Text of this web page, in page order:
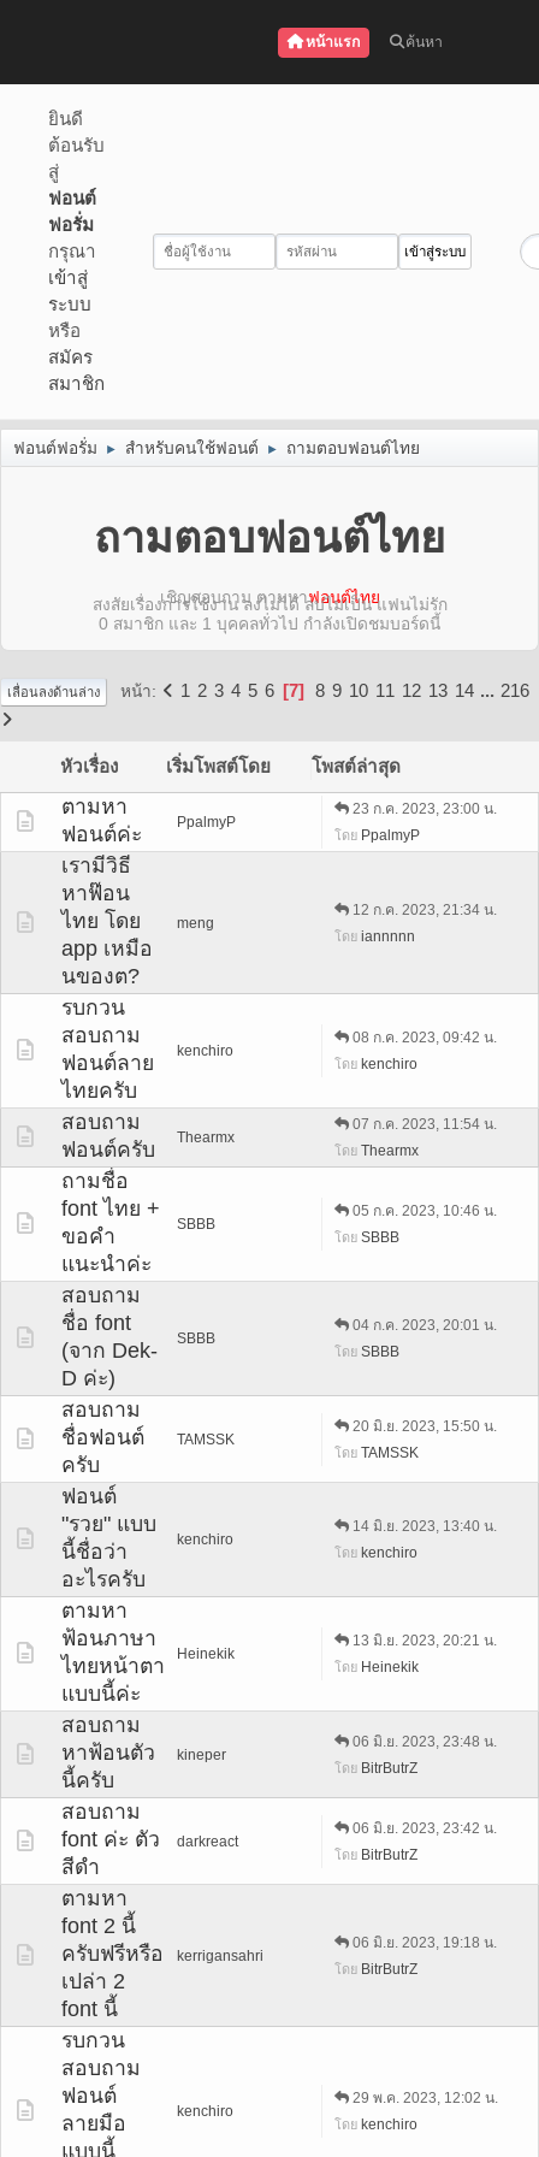
หน้าแรก ค้นหา
ยินดี
ต้อนรับ
สู่
ฟอนต์
ฟอรั่ม
กรุณา
เข้าสู่
ระบบ
หรือ
สมัคร
สมาชิก
ฟอนต์ฟอรั่ม ► สำหรับคนใช้ฟอนต์ ► ถามตอบฟอนต์ไทย
ถามตอบฟอนต์ไทย
เชิญสอบถาม ตามหาฟอนต์ไทย
สงสัยเรื่องการใช้งาน ลงไม่ได้ ลบไม่เป็น แฟนไม่รัก
0 สมาชิก และ 1 บุคคลทั่วไป กำลังเปิดชมบอร์ดนี้
เลื่อนลงด้านล่าง หน้า 1 2 3 4 5 6 7 8 9 10 11 12 13 14 ... 216
หัวเรื่อง เริ่มโพสต์โดย โพสต์ล่าสุด
ตามหา
ฟอนต์ค่ะ
PpalmyP
23 ก.ค. 2023, 23:00 น.
โดย PpalmyP
เรามีวิธี
หาฟ๊อน
ไทย โดย
app เหมือ
นของต?
meng
12 ก.ค. 2023, 21:34 น.
โดย iannnnn
รบกวน
สอบถาม
ฟอนต์ลาย
ไทยครับ
kenchiro
08 ก.ค. 2023, 09:42 น.
โดย kenchiro
สอบถาม
ฟอนต์ครับ
Thearmx
07 ก.ค. 2023, 11:54 น.
โดย Thearmx
ถามชื่อ
font ไทย +
ขอคำ
แนะนำค่ะ
SBBB
05 ก.ค. 2023, 10:46 น.
โดย SBBB
สอบถาม
ชื่อ font
(จาก Dek-
D ค่ะ)
SBBB
04 ก.ค. 2023, 20:01 น.
โดย SBBB
สอบถาม
ชื่อฟอนต์
ครับ
TAMSSK
20 มิ.ย. 2023, 15:50 น.
โดย TAMSSK
ฟอนต์
"รวย" แบบ
นี้ชื่อว่า
อะไรครับ
kenchiro
14 มิ.ย. 2023, 13:40 น.
โดย kenchiro
ตามหา
ฟ้อนภาษา
ไทยหน้าตา
แบบนี้ค่ะ
Heinekik
13 มิ.ย. 2023, 20:21 น.
โดย Heinekik
สอบถาม
หาฟ้อนตัว
นี้ครับ
kineper
06 มิ.ย. 2023, 23:48 น.
โดย BitrButrZ
สอบถาม
font ค่ะ ตัว
สีดำ
darkreact
06 มิ.ย. 2023, 23:42 น.
โดย BitrButrZ
ตามหา
font 2 นี้
ครับฟรีหรือ
เปล่า 2
font นี้
kerrigansahri
06 มิ.ย. 2023, 19:18 น.
โดย BitrButrZ
รบกวน
สอบถาม
ฟอนต์
ลายมือ
แบบนี้
kenchiro
29 พ.ค. 2023, 12:02 น.
โดย kenchiro